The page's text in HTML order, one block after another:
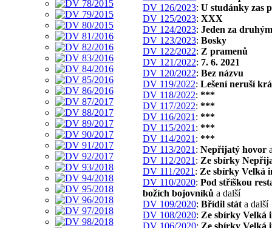
DV 126/2023: U studánky zas
DV 125/2023: XXX
DV 124/2023: Jeden za druhým
DV 123/2023: Bosky
DV 122/2022: Z pramenů
DV 121/2022: 7. 6. 2021
DV 120/2022: Bez názvu
DV 119/2022: Lešení neruší
DV 118/2022: ***
DV 117/2022: ***
DV 116/2021 : ***
DV 115/2021 : ***
DV 114/2021 : ***
DV 113/2021 : Nepřijatý hovor
DV 112/2021 : Ze sbírky
DV 111/2021 : Ze sbírky Velká
DV 110/2020: Pod stříškou
božích bojovníků a další
DV 109/2020: Břídil stát a další
DV 108/2020: Ze sbírky Velká
DV 106/2020: Ze sbírky Velká